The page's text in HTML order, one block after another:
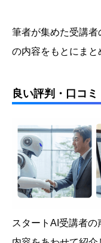
筆者が集めた受講
の内容をもとにまと
良い評判・口コミ
スタートAI受講者